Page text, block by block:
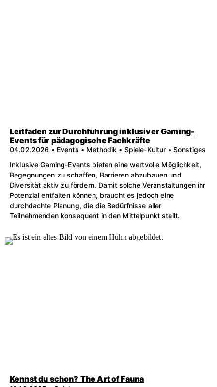
Leitfaden zur Durchführung inklusiver Gaming-
Events für pädagogische Fachkräfte
04.02.2026 • Events • Methodik • Spiele-Kultur • Sonstiges
Inklusive Gaming-Events bieten eine wertvolle Möglichkeit,
Begegnungen zu schaffen, Barrieren abzubauen und
Diversität aktiv zu fördern. Damit solche Veranstaltungen ihr
Potenzial entfalten können, braucht es jedoch eine
durchdachte Planung, die die Bedürfnisse aller
Teilnehmenden konsequent in den Mittelpunkt stellt.
Kennst du schon? The Art of Fauna